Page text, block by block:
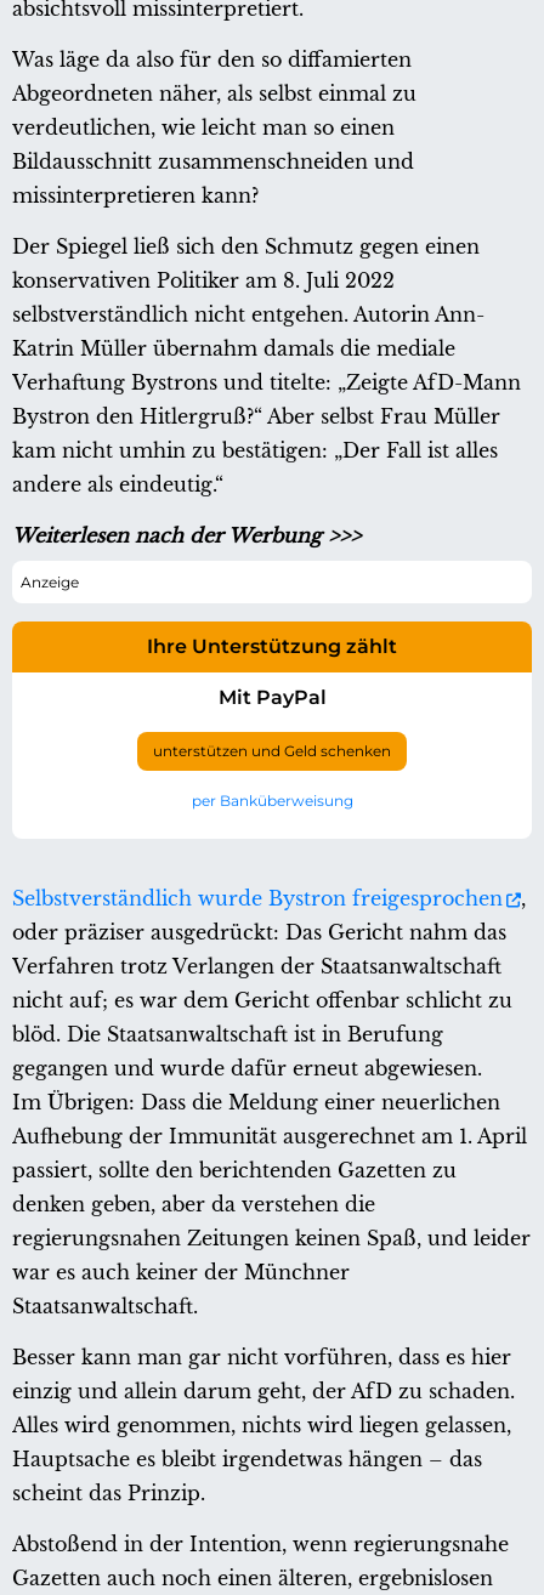
absichtsvoll missinterpretiert.
Was läge da also für den so diffamierten
Abgeordneten näher, als selbst einmal zu
verdeutlichen, wie leicht man so einen
Bildausschnitt zusammenschneiden und
missinterpretieren kann?
Der Spiegel ließ sich den Schmutz gegen einen
konservativen Politiker am 8. Juli 2022
selbstverständlich nicht entgehen. Autorin Ann-
Katrin Müller übernahm damals die mediale
Verhaftung Bystrons und titelte: „Zeigte AfD-Mann
Bystron den Hitlergruß?“ Aber selbst Frau Müller
kam nicht umhin zu bestätigen: „Der Fall ist alles
andere als eindeutig.“
Weiterlesen nach der Werbung >>>
Ihre Unterstützung zählt
Mit PayPal
unterstützen und Geld schenken
per Banküberweisung
Selbstverständlich wurde Bystron freigesprochen
,
oder präziser ausgedrückt: Das Gericht nahm das
Verfahren trotz Verlangen der Staatsanwaltschaft
nicht auf; es war dem Gericht offenbar schlicht zu
blöd. Die Staatsanwaltschaft ist in Berufung
gegangen und wurde dafür erneut abgewiesen.
Im Übrigen: Dass die Meldung einer neuerlichen
Aufhebung der Immunität ausgerechnet am 1. April
passiert, sollte den berichtenden Gazetten zu
denken geben, aber da verstehen die
regierungsnahen Zeitungen keinen Spaß, und leider
war es auch keiner der Münchner
Staatsanwaltschaft.
Besser kann man gar nicht vorführen, dass es hier
einzig und allein darum geht, der AfD zu schaden.
Alles wird genommen, nichts wird liegen gelassen,
Hauptsache es bleibt irgendetwas hängen – das
scheint das Prinzip.
Abstoßend in der Intention, wenn regierungsnahe
Gazetten auch noch einen älteren, ergebnislosen